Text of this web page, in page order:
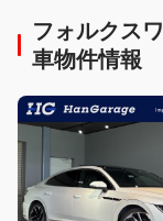
フォルクス
車物件情報